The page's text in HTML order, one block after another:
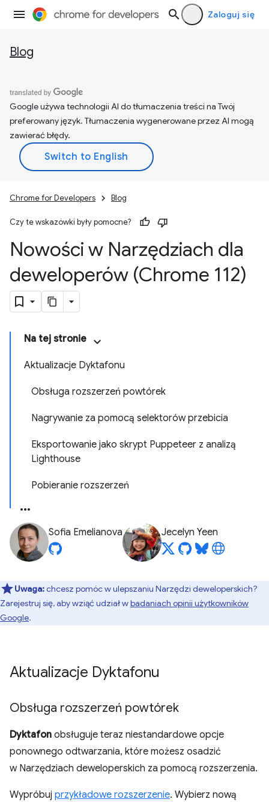
Zaloguj się
Blog
Google używa technologii AI do tłumaczenia treści na Twój
preferowany język. Tłumaczenia wygenerowane przez AI mogą
zawierać błędy.
Chrome for Developers Blog
Czy te wskazówki były pomocne?
Nowości w Narzędziach dla
deweloperów (Chrome 112)
Na tej stronie
Aktualizacje Dyktafonu
Obsługa rozszerzeń powtórek
Nagrywanie za pomocą selektorów przebicia
Eksportowanie jako skrypt Puppeteer z analizą
Lighthouse
Pobieranie rozszerzeń
Sofia Emelianova Jecelyn Yeen
Uwaga:chcesz pomóc w ulepszaniu Narzędzi deweloperskich?
Zarejestruj się, aby wziąć udział wbadaniach opinii użytkowników
Google.
Aktualizacje Dyktafonu
Obsługa rozszerzeń powtórek
Dyktafon obsługuje teraz niestandardowe opcje
ponownego odtwarzania, które możesz osadzić
w Narzędziach deweloperskich za pomocą rozszerzenia.
Wypróbuj przykładowe rozszerzenie. Wybierz nową